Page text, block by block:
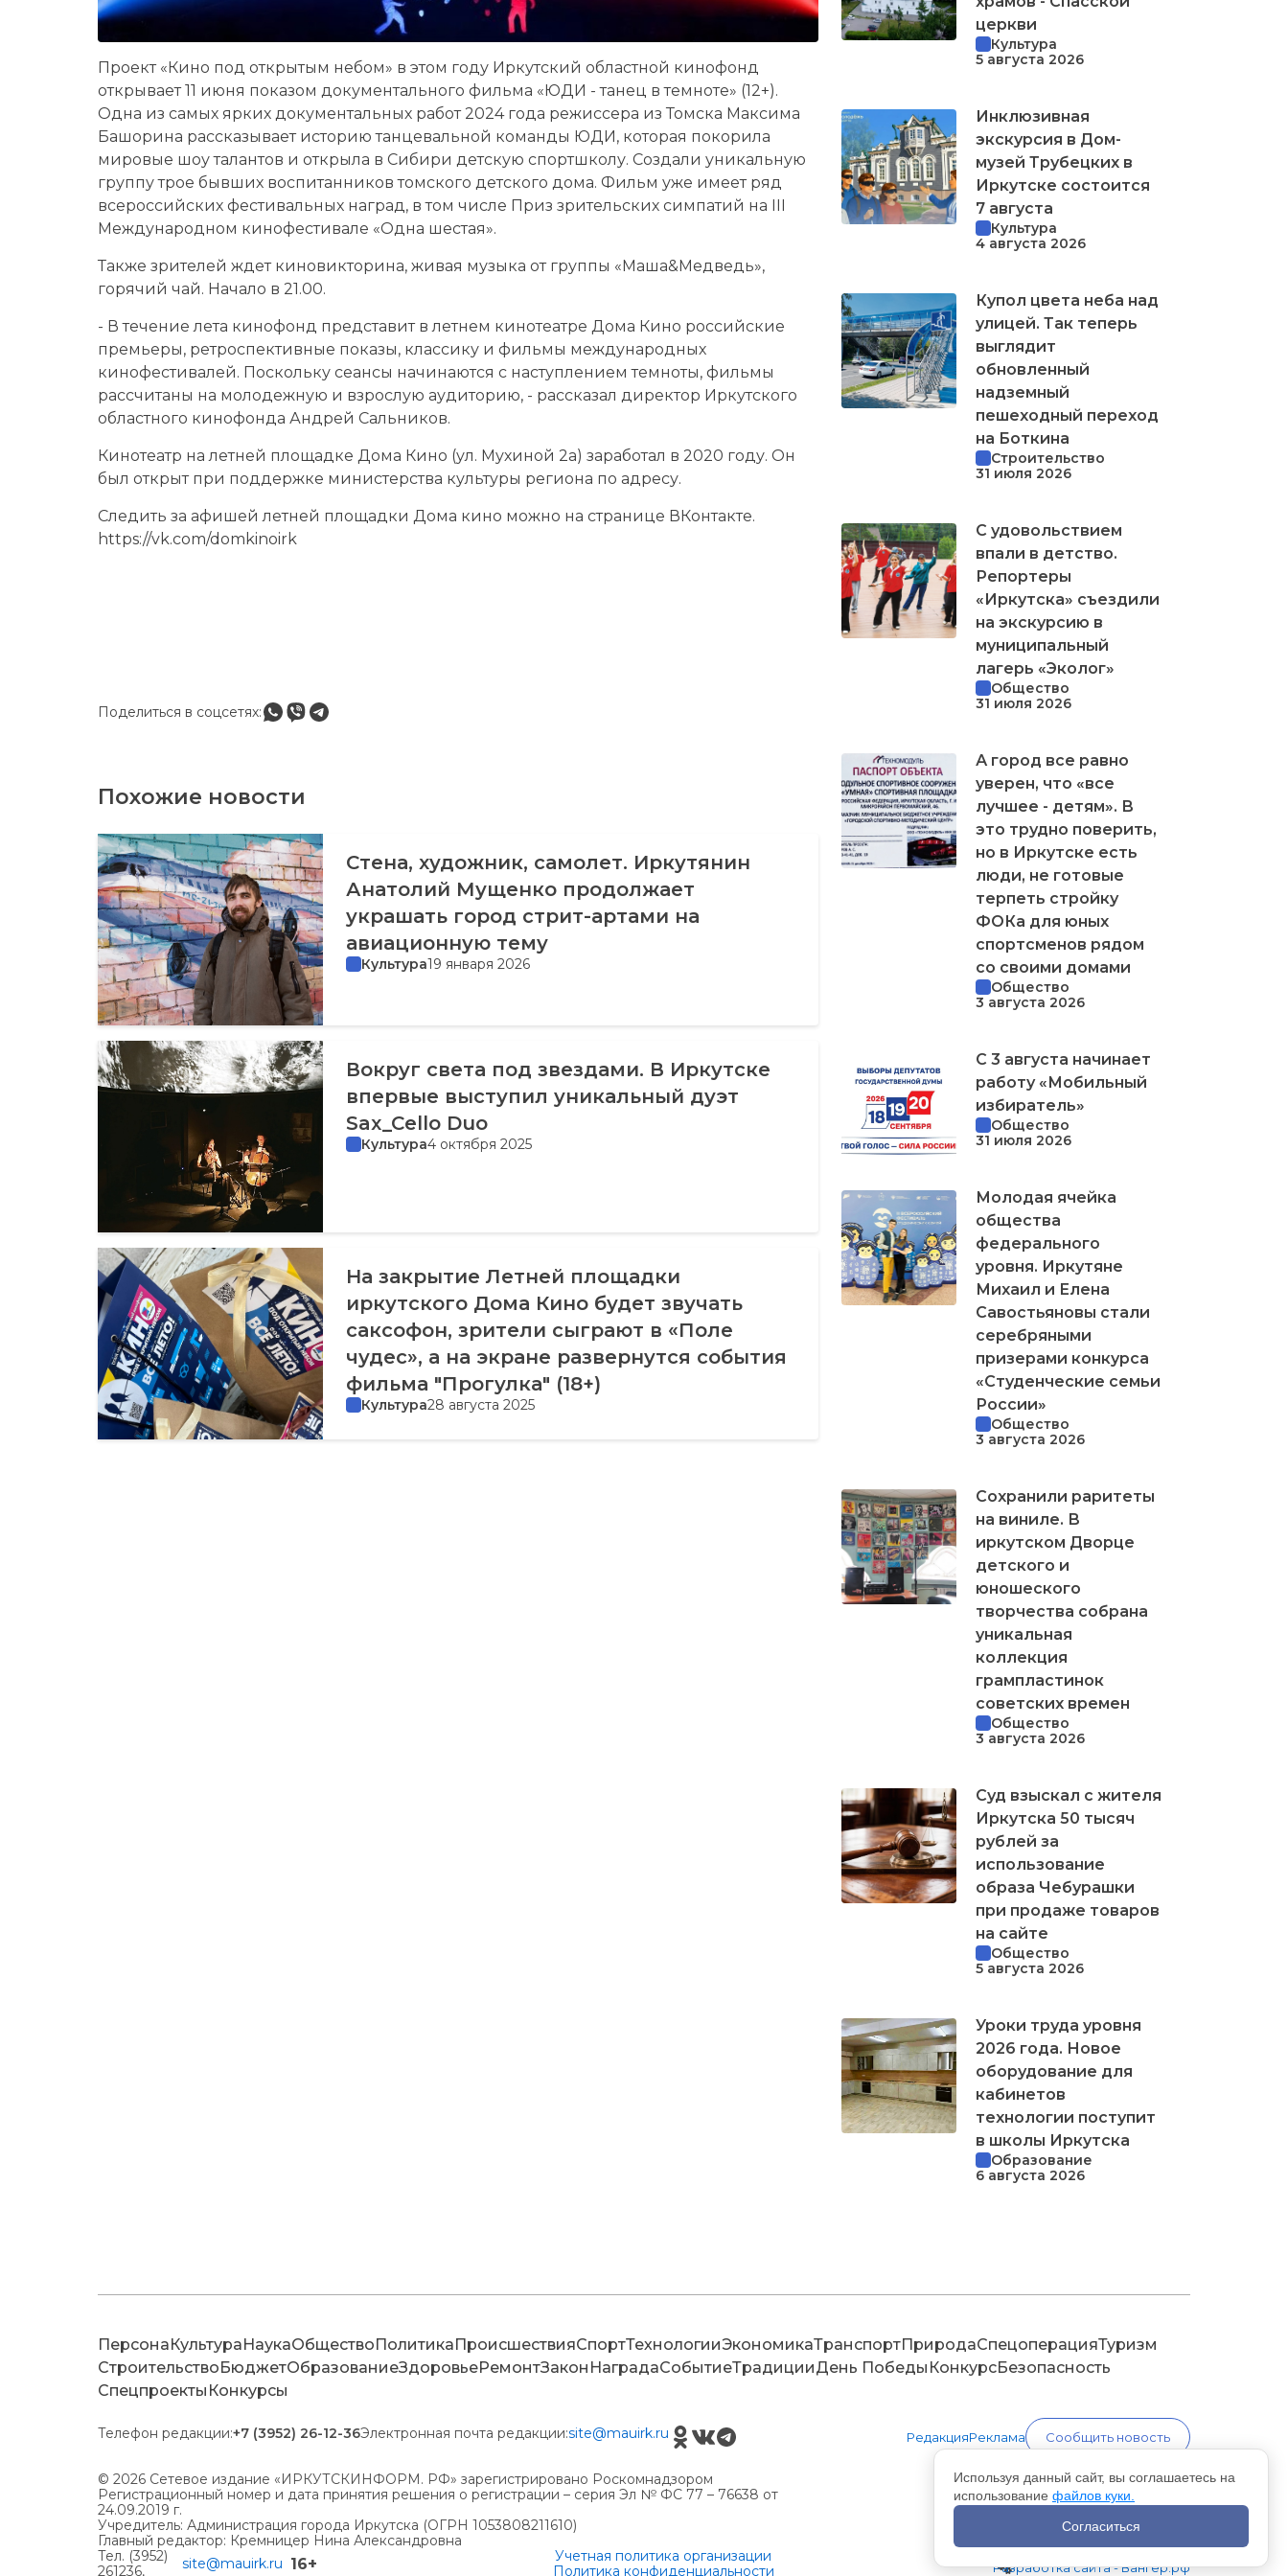
Проект «Кино под открытым небом» в этом году Иркутский областной кинофонд
открывает 11 июня показом документального фильма «ЮДИ - танец в темноте» (12+).
Одна из самых ярких документальных работ 2024 года режиссера из Томска Максима
Башорина рассказывает историю танцевальной команды ЮДИ, которая покорила
мировые шоу талантов и открыла в Сибири детскую спортшколу. Создали уникальную
группу трое бывших воспитанников томского детского дома. Фильм уже имеет ряд
всероссийских фестивальных наград, в том числе Приз зрительских симпатий на III
Международном кинофестивале «Одна шестая».
Также зрителей ждет киновикторина, живая музыка от группы «Маша&Медведь»,
горячий чай. Начало в 21.00.
- В течение лета кинофонд представит в летнем кинотеатре Дома Кино российские
премьеры, ретроспективные показы, классику и фильмы международных
кинофестивалей. Поскольку сеансы начинаются с наступлением темноты, фильмы
рассчитаны на молодежную и взрослую аудиторию, - рассказал директор Иркутского
областного кинофонда Андрей Сальников.
Кинотеатр на летней площадке Дома Кино (ул. Мухиной 2а) заработал в 2020 году. Он
был открыт при поддержке министерства культуры региона по адресу.
Следить за афишей летней площадки Дома кино можно на странице ВКонтакте.
https://vk.com/domkinoirk
Поделиться в соцсетях:
Похожие новости
Стена, художник, самолет. Иркутянин
Анатолий Мущенко продолжает
украшать город стрит-артами на
авиационную тему
Культура19 января 2026
Вокруг света под звездами. В Иркутске
впервые выступил уникальный дуэт
Sax_Cello Duo
Культура4 октября 2025
На закрытие Летней площадки
иркутского Дома Кино будет звучать
саксофон, зрители сыграют в «Поле
чудес», а на экране развернутся события
фильма "Прогулка" (18+)
Культура28 августа 2025
церкви
Культура
5 августа 2026
Инклюзивная
экскурсия в Дом-
музей Трубецких в
Иркутске состоится
7 августа
Культура
4 августа 2026
Купол цвета неба над
улицей. Так теперь
выглядит
обновленный
надземный
пешеходный переход
на Боткина
Строительство
31 июля 2026
С удовольствием
впали в детство.
Репортеры
«Иркутска» съездили
на экскурсию в
муниципальный
лагерь «Эколог»
Общество
31 июля 2026
А город все равно
уверен, что «все
лучшее - детям». В
это трудно поверить,
но в Иркутске есть
люди, не готовые
терпеть стройку
ФОКа для юных
спортсменов рядом
со своими домами
Общество
3 августа 2026
С 3 августа начинает
работу «Мобильный
избиратель»
Общество
31 июля 2026
Молодая ячейка
общества
федерального
уровня. Иркутяне
Михаил и Елена
Савостьяновы стали
серебряными
призерами конкурса
«Студенческие семьи
России»
Общество
3 августа 2026
Сохранили раритеты
на виниле. В
иркутском Дворце
детского и
юношеского
творчества собрана
уникальная
коллекция
грампластинок
советских времен
Общество
3 августа 2026
Суд взыскал с жителя
Иркутска 50 тысяч
рублей за
использование
образа Чебурашки
при продаже товаров
на сайте
Общество
5 августа 2026
Уроки труда уровня
2026 года. Новое
оборудование для
кабинетов
технологии поступит
в школы Иркутска
Образование
6 августа 2026
ПерсонаКультураНаукаОбществоПолитикаПроисшествияСпортТехнологииЭкономикаТранспортПриродаСпецоперацияТуризм
СтроительствоБюджетОбразованиеЗдоровьеРемонтЗакон НаградаСобытиеТрадицииДень Победы КонкурсБезопасность
Спецпроекты Конкурсы
Телефон редакции:+7 (3952) 26-12-36Электронная почта редакции:site@mauirk.ru РедакцияРеклама Сообщить новость
© 2026 Сетевое издание «ИРКУТСКИНФОРМ. РФ» зарегистрировано Роскомнадзором
Регистрационный номер и дата принятия решения о регистрации – серия Эл № ФС 77 – 76638 от
24.09.2019 г.
Учредитель: Администрация города Иркутска (ОГРН 1053808211610)
Главный редактор: Кремницер Нина Александровна
Тел. (3952)
261236,
site@mauirk.ru 16+
Учетная политика организации
Политика конфиденциальности
Разработка сайта - Вангер.рф
Используя данный сайт, вы соглашаетесь на
использование файлов куки.
Согласиться